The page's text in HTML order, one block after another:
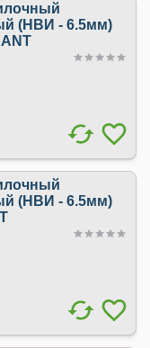
(НВИ - 6.5мм)
(НВИ - 6.5мм)